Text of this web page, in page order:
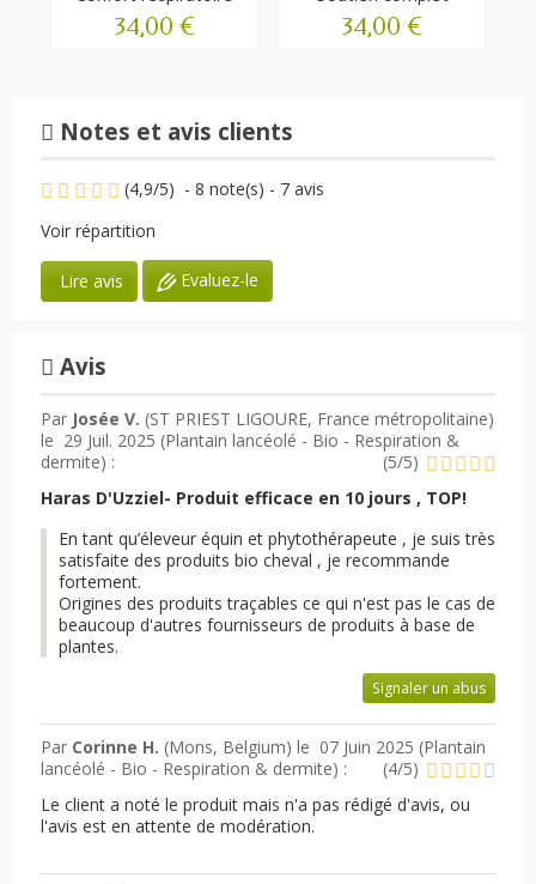
34,00 € 34,00 €
Notes et avis clients
(4,9/5) - 8 note(s) - 7 avis
Voir répartition
Lire avis Evaluez-le
Avis
Par Josée V. (ST PRIEST LIGOURE, France métropolitaine)
le 29 Juil. 2025 (Plantain lancéolé - Bio - Respiration &
dermite) : (5/5)
Haras D'Uzziel- Produit efficace en 10 jours , TOP!
En tant qu’éleveur équin et phytothérapeute , je suis très
satisfaite des produits bio cheval , je recommande
fortement.
Origines des produits traçables ce qui n'est pas le cas de
beaucoup d'autres fournisseurs de produits à base de
plantes.
Signaler un abus
Par Corinne H. (Mons, Belgium) le 07 Juin 2025 (Plantain
lancéolé - Bio - Respiration & dermite) : (4/5)
Le client a noté le produit mais n'a pas rédigé d'avis, ou
l'avis est en attente de modération.